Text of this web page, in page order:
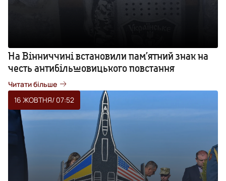
На Вінниччині встановили пам’ятний знак на
честь антибільшовицького повстання
Читати більше
16 ЖОВТНЯ/ 07:52